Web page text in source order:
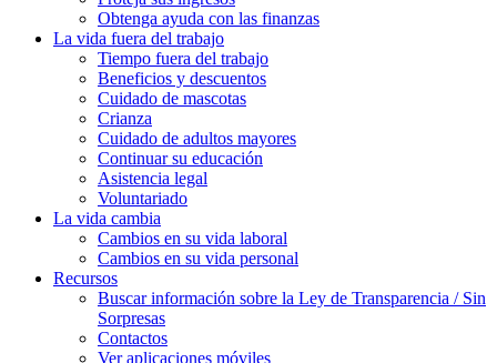
Obtenga ayuda con las finanzas
La vida fuera del trabajo
Tiempo fuera del trabajo
Beneficios y descuentos
Cuidado de mascotas
Crianza
Cuidado de adultos mayores
Continuar su educación
Asistencia legal
Voluntariado
La vida cambia
Cambios en su vida laboral
Cambios en su vida personal
Recursos
Buscar información sobre la Ley de Transparencia / Sin
Sorpresas
Contactos
Ver aplicaciones móviles